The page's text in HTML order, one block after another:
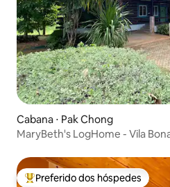
Cabana ⋅ Pak Chong
MaryBeth's LogHome - Vila
Entre os melhores preferidos
Preferido dos hóspedes